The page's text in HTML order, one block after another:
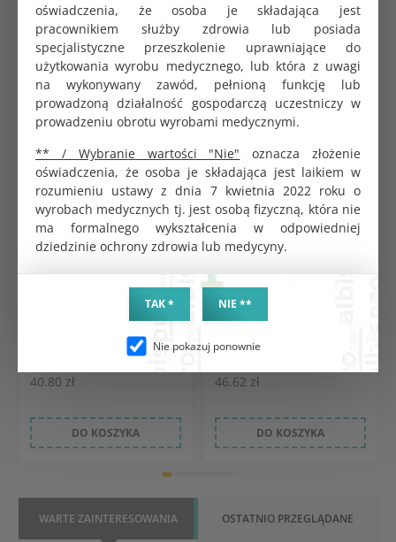
oświadczenia, że osoba je składająca jest
pracownikiem służby zdrowia lub posiada
specjalistyczne przeszkolenie uprawniające do
użytkowania wyrobu medycznego, lub która z uwagi
na wykonywany zawód, pełnioną funkcję lub
prowadzoną działalność gospodarczą uczestniczy w
prowadzeniu obrotu wyrobami medycznymi.
** / Wybranie wartości "Nie" oznacza złożenie
oświadczenia, że osoba je składająca jest laikiem w
rozumieniu ustawy z dnia 7 kwietnia 2022 roku o
wyrobach medycznych tj. jest osobą fizyczną, która nie
ma formalnego wykształcenia w odpowiedniej
dziedzinie ochrony zdrowia lub medycyny.
TAK * NIE **
Nie pokazuj ponownie
PRODUKTY POWIĄZANE CHĘTNIE KUPOWANE
Wziernik metalowy Cusco
rozmiar S
40.80 zł
DO KOSZYKA
Kleszcze Halsted-Mosquito
proste 120 mm
KOD PRODUKTU:
G1646
50.35 zł
46.62 zł
DO KOSZYKA
WARTE ZAINTERESOWANIA OSTATNIO PRZEGLĄDANE